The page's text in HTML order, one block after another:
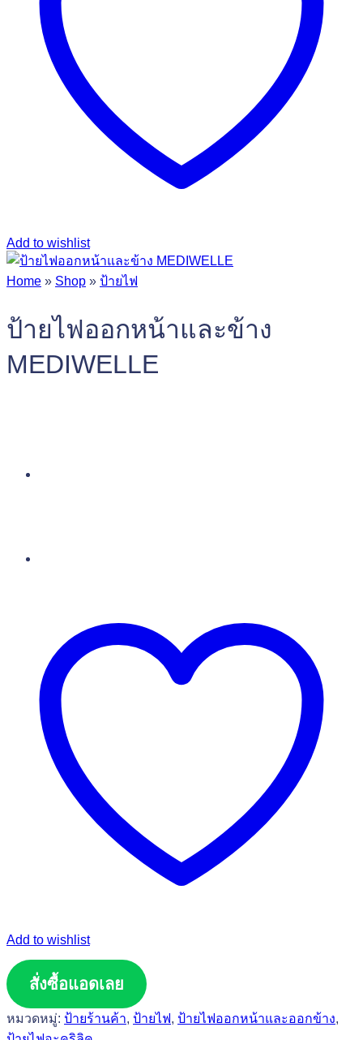
Add to wishlist
Home » Shop » ป้ายไฟ
ป้ายไฟออกหน้าและข้าง
MEDIWELLE
Add to wishlist
สั่งซื้อแอดเลย
หมวดหมู่: ป้ายร้านค้า, ป้ายไฟ, ป้ายไฟออกหน้าและออกข้าง,